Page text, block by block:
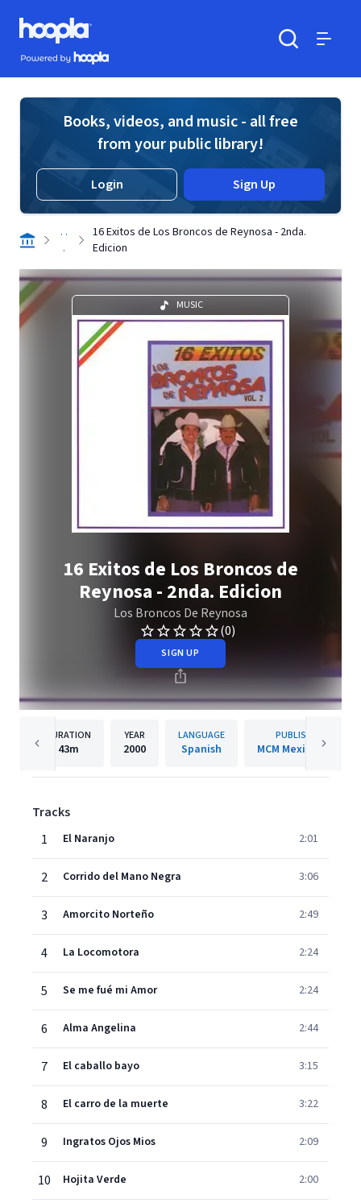
Skip to main content
Hoopla logo
Powered by Hoopla
Books, videos, and music - all free
from your public library!
Login Sign Up
. .
.
16 Exitos de Los Broncos de Reynosa - 2nda.
Edicion
MUSIC
16 Exitos de Los Broncos de
Reynosa - 2nda. Edicion
Los Broncos De Reynosa
(0)
SIGN UP
DURATION
43m
YEAR
2000
LANGUAGE
Spanish
PUBLISHER
MCM Mexico/WMI
Tracks
1
El Naranjo 2:01
2 Corrido del Mano Negra 3:06
3 Amorcito Norteño 2:49
4 La Locomotora 2:24
5 Se me fué mi Amor 2:24
6 Alma Angelina 2:44
7 El caballo bayo 3:15
8 El carro de la muerte 3:22
9 Ingratos Ojos Mios 2:09
10 Hojita Verde 2:00